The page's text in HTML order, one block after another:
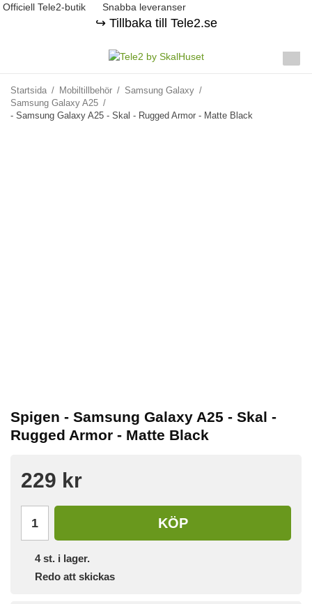
Officiell Tele2-butik Snabba leveranser
↪️ Tillbaka till Tele2.se
Startsida / Mobiltillbehör / Samsung Galaxy /
Samsung Galaxy A25 /
- Samsung Galaxy A25 - Skal - Rugged Armor - Matte Black
Spigen - Samsung Galaxy A25 - Skal -
Rugged Armor - Matte Black
229 kr
KÖP
4st. i lager.
Redo att skickas